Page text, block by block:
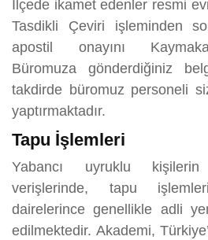
İlçede ikamet edenler resmi
Tasdikli Çeviri işleminden
apostil onayını
Büromuza gönderdiğiniz
takdirde büromuz personeli
yaptırmaktadır.
Tapu İşlemleri
Yabancı uyruklu
verişlerinde, tapu
dairelerince genellikle adli
edilmektedir. Akademi,